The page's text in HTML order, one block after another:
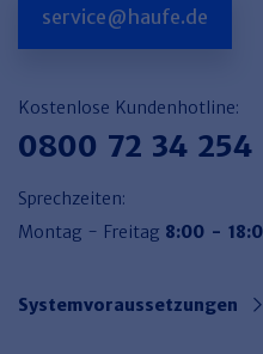
service@haufe.de
Kostenlose Kundenhotline:
0800 72 34 254
Sprechzeiten:
Montag - Freitag 8:00 -
Systemvoraussetzungen